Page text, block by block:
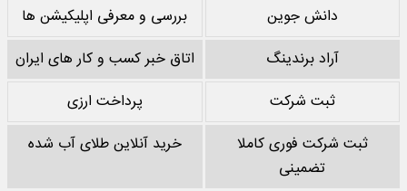
دانش جوین
بررسی و معرفی اپلیکیشن ها
آراد برندینگ
اتاق خبر کسب و کار های ایران
ثبت شرکت
پرداخت ارزی
ثبت شرکت فوری کاملا
تضمینی
خرید آنلاین طلای آب شده